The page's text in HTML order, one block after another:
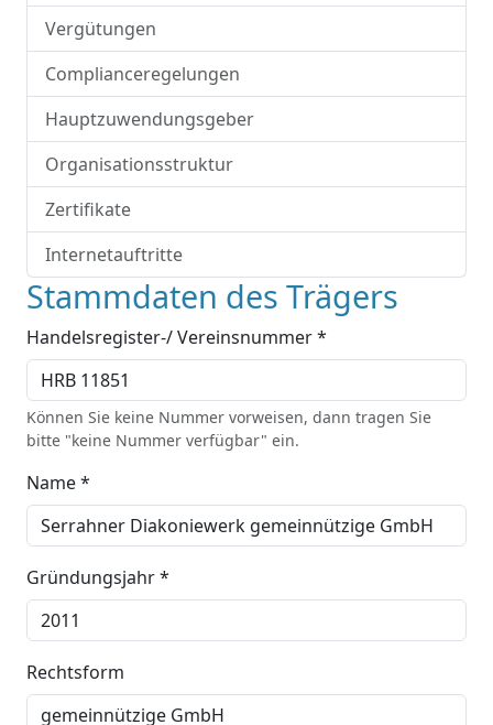
Vergütungen
Complianceregelungen
Hauptzuwendungsgeber
Organisationsstruktur
Zertifikate
Internetauftritte
Stammdaten des Trägers
Handelsregister-/ Vereinsnummer *
Können Sie keine Nummer vorweisen, dann tragen Sie
bitte "keine Nummer verfügbar" ein.
Name *
Gründungsjahr *
Rechtsform